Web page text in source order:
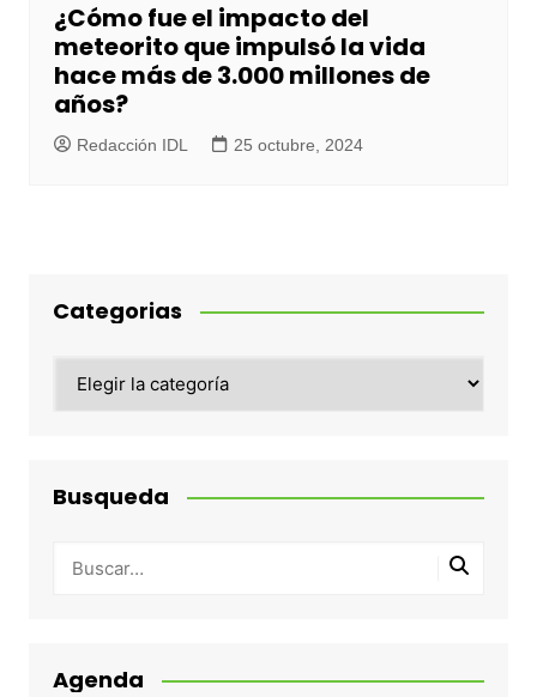
¿Cómo fue el impacto del
meteorito que impulsó la vida
hace más de 3.000 millones de
años?
Redacción IDL 25 octubre, 2024
Categorias
Busqueda
Agenda